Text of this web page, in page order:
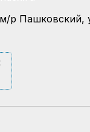
р Пашковский,